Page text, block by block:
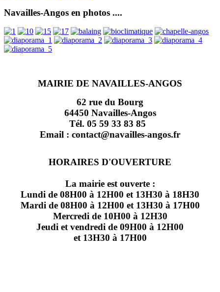
Navailles-Angos en photos ....
MAIRIE DE NAVAILLES-ANGOS
62 rue du Bourg
64450 Navailles-Angos
Tél. 05 59 33 83 85
Email : contact@navailles-angos.fr
HORAIRES D'OUVERTURE
La mairie est ouverte :
Lundi de 08H00 à 12H00 et 13H30 à 18H30
Mardi de 08H00 à 12H00 et 13H30 à 17H00
Mercredi de 10H00 à 12H30
Jeudi et vendredi de 09H00 à 12H00
et 13H30 à 17H00